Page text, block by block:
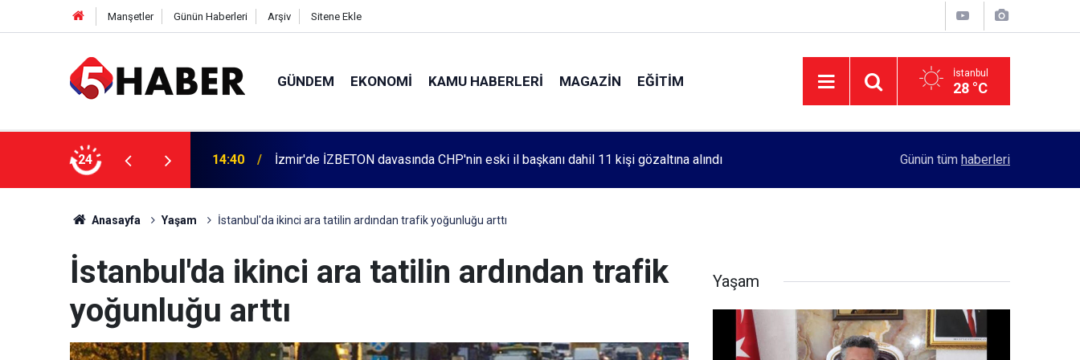
Manşetler Günün Haberleri Arşiv Sitene Ekle
GÜNDEM EKONOMI KAMU HABERLERI MAGAZIN EĞITIM İstanbul
28 °C
24
dahil 11 kişi gözaltına alındı 13:55 Cumartesi anneleri 1083. haftada Mehmet Özdemir için adalet aradı Rektörlük, kadın öğrencilerin güvenliği için
Günün tüm haberleri
Anasayfa Yaşam İstanbul'da ikinci ara tatilin ardından trafik yoğunluğu arttı
İstanbul'da ikinci ara tatilin ardından trafik
yoğunluğu arttı
Yaşam